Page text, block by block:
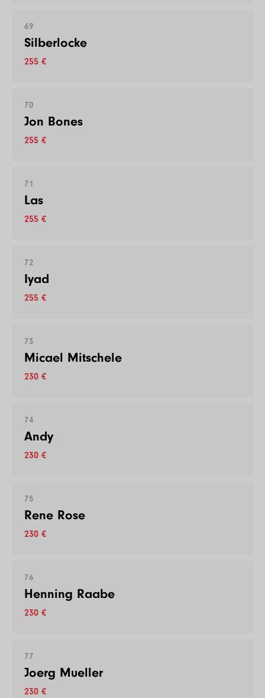
69
Silberlocke
255 €
70
Jon Bones
255 €
71
Las
255 €
72
Iyad
255 €
73
Micael Mitschele
230 €
74
Andy
230 €
75
Rene Rose
230 €
76
Henning Raabe
230 €
77
Joerg Mueller
230 €